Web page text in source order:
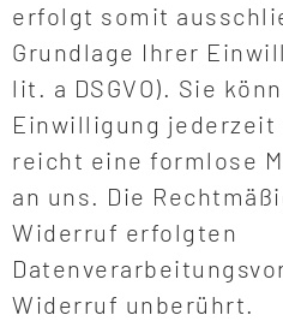
erfolgt somit
Grundlage Ihrer
lit. a DSGVO). Sie
Einwilligung jederzeit
reicht eine formlose
an uns. Die
Widerruf erfolgten
Widerruf unberührt.